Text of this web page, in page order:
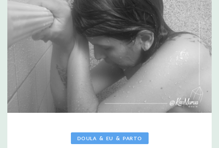
DOULA & EU & PARTO